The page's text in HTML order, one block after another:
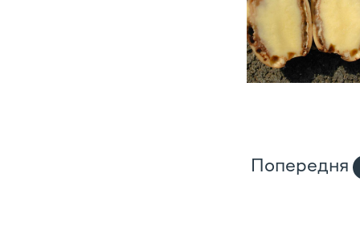
Попередня